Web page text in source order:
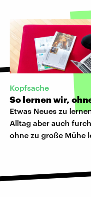
Kopfsache
So lernen wir,
Etwas Neues zu
Alltag aber auch
ohne zu große Mühe